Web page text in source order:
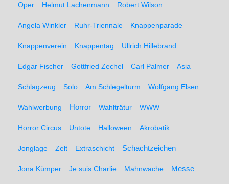
Oper Helmut Lachenmann Robert Wilson
Angela Winkler Ruhr-Triennale Knappenparade
Knappenverein Knappentag Ullrich Hillebrand
Edgar Fischer Gottfried Zechel Carl Palmer Asia
Schlagzeug Solo Am Schlegelturm Wolfgang Elsen
Wahlwerbung Horror Wahlträtur WWW
Horror Circus Untote Halloween Akrobatik
Jonglage Zelt Extraschicht Schachtzeichen
Jona Kümper Je suis Charlie Mahnwache Messe